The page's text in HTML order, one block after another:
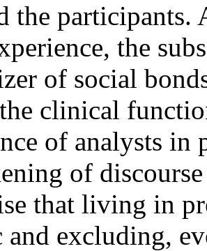
the participants.
the
of social
clinical
of analysts in
of
that living in
and excluding,